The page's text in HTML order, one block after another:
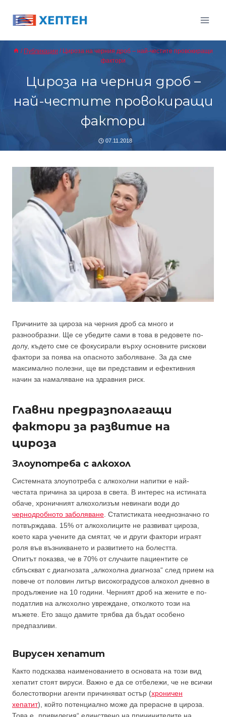
съдържанието
/ Публикации / Цироза на черния дроб – най-честите провокиращи
фактори
Цироза на черния дроб –
най-честите провокиращи
фактори
07.11.2018
Причините за цироза на черния дроб са много и
разнообразни. Ще се убедите сами в това в редовете по-
долу, където сме се фокусирали върху основните рискови
фактори за поява на опасното заболяване. За да сме
максимално полезни, ще ви представим и ефективния
начин за намаляване на здравния риск.
Главни предразполагащи
фактори за развитие на
цироза
Злоупотреба с алкохол
Системната злоупотреба с алкохолни напитки е най-
честата причина за цироза в света. В интерес на истината
обаче, хроничният алкохолизъм невинаги води до
чернодробното заболяване . Статистиката нееднозначно го
потвърждава. 15% от алкохолиците не развиват цироза,
което кара учените да смятат, че и други фактори играят
роля във възникването и развитието на болестта.
Опитът показва, че в 70% от случаите пациентите се
сблъскват с диагнозата „алкохолна диагноза“ след прием на
повече от половин литър високоградусов алкохол дневно в
продължение на 10 години. Черният дроб на жените е по-
податлив на алкохолно увреждане, отколкото този на
мъжете. Ето защо дамите трябва да бъдат особено
предпазливи.
Вирусен хепатит
Както подсказва наименованието в основата на този вид
хепатит стоят вируси. Важно е да се отбележи, че не всички
болестотворни агенти причиняват остър (хроничен
хепатит), който потенциално може да прерасне в цироза.